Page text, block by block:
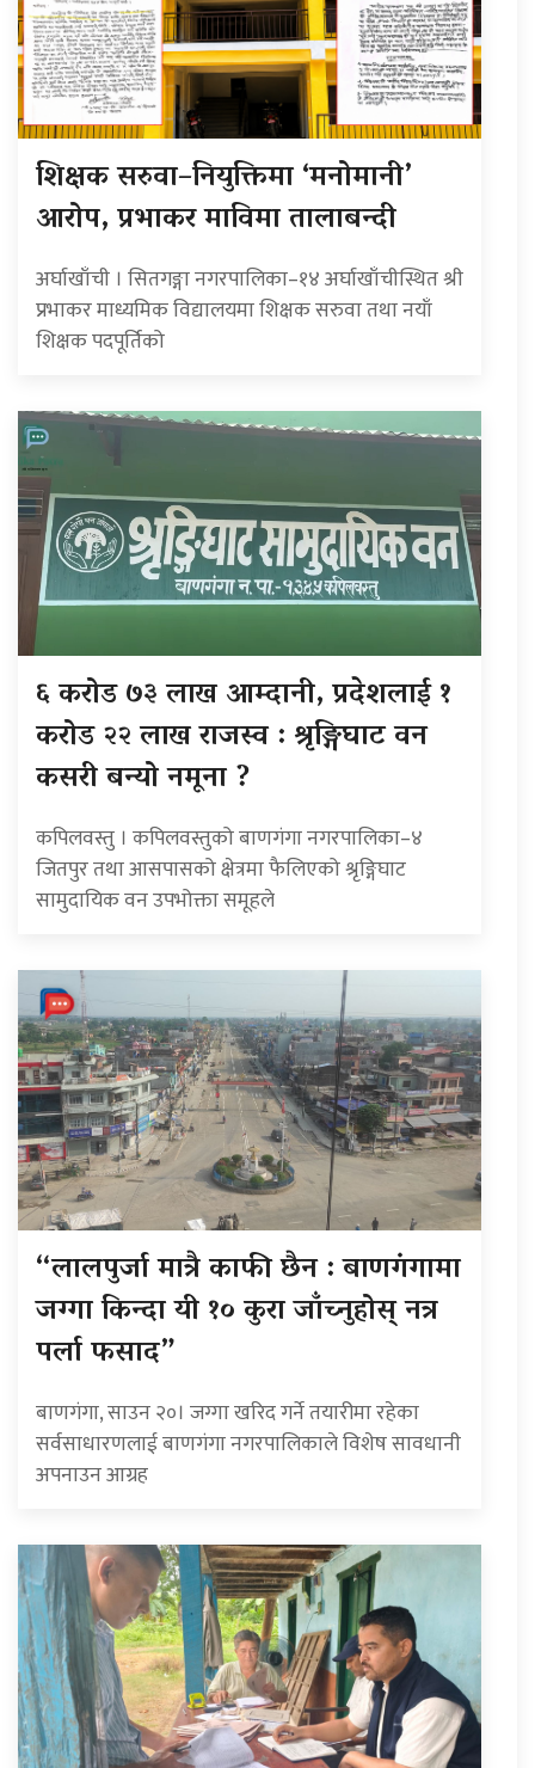
शिक्षक सरुवा–नियुक्तिमा ‘मनोमानी’
आरोप, प्रभाकर माविमा तालाबन्दी
अर्घाखाँची । सितगङ्गा नगरपालिका–१४ अर्घाखाँचीस्थित श्री
प्रभाकर माध्यमिक विद्यालयमा शिक्षक सरुवा तथा नयाँ
शिक्षक पदपूर्तिको
६ करोड ७३ लाख आम्दानी, प्रदेशलाई १
करोड २२ लाख राजस्व : श्रृङ्गिघाट वन
कसरी बन्यो नमूना ?
कपिलवस्तु । कपिलवस्तुको बाणगंगा नगरपालिका–४
जितपुर तथा आसपासको क्षेत्रमा फैलिएको श्रृङ्गिघाट
सामुदायिक वन उपभोक्ता समूहले
“लालपुर्जा मात्रै काफी छैन : बाणगंगामा
जग्गा किन्दा यी १० कुरा जाँच्नुहोस् नत्र
पर्ला फसाद”
बाणगंगा, साउन २०। जग्गा खरिद गर्ने तयारीमा रहेका
सर्वसाधारणलाई बाणगंगा नगरपालिकाले विशेष सावधानी
अपनाउन आग्रह